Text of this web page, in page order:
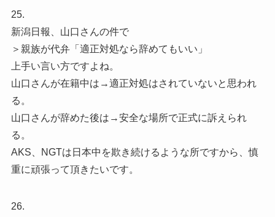
25.
新潟日報、山口さんの件で
＞親族が代弁「適正対処なら辞めてもいい」
上手い言い方ですよね。
山口さんが在籍中は→適正対処はされていないと思われ
る。
山口さんが辞めた後は→安全な場所で正式に訴えられ
る。
AKS、NGTは日本中を欺き続けるような所ですから、慎
重に頑張って頂きたいです。
26.